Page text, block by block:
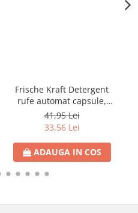
Frische Kraft Detergent
rufe automat capsule,
Universal, 6in1, 22
capsule
41,95 Lei
33,56 Lei
ADAUGA IN COS